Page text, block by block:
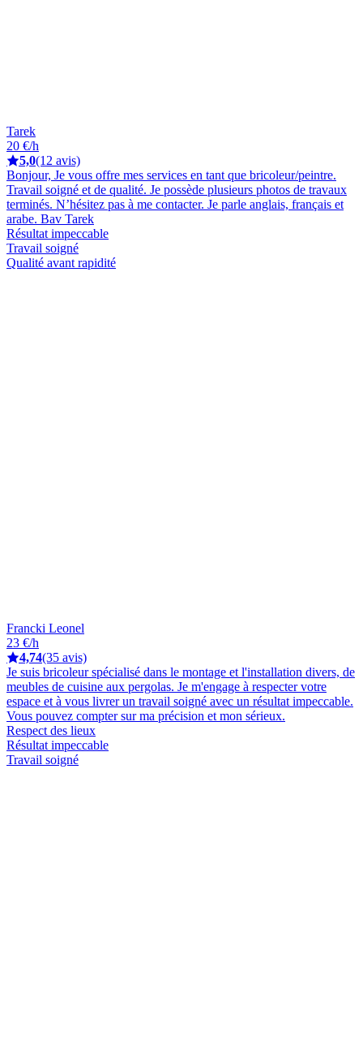
Tarek
20 €/h
5,0(12 avis)
Bonjour, Je vous offre mes services en tant que bricoleur/peintre.
Travail soigné et de qualité. Je possède plusieurs photos de travaux
terminés. N’hésitez pas à me contacter. Je parle anglais, français et
arabe. Bav Tarek
Résultat impeccable
Travail soigné
Qualité avant rapidité
Francki Leonel
23 €/h
4,74(35 avis)
Je suis bricoleur spécialisé dans le montage et l'installation divers, de
meubles de cuisine aux pergolas. Je m'engage à respecter votre
espace et à vous livrer un travail soigné avec un résultat impeccable.
Vous pouvez compter sur ma précision et mon sérieux.
Respect des lieux
Résultat impeccable
Travail soigné